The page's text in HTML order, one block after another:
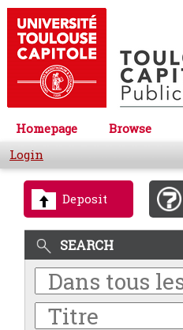
Homepage Browse
Login
Deposit
SEARCH